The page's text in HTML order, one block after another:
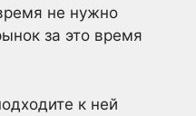
не нужно
за это время
к ней